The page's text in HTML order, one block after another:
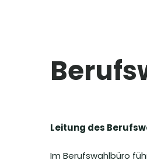
Leitung des
Im Berufswahlbüro